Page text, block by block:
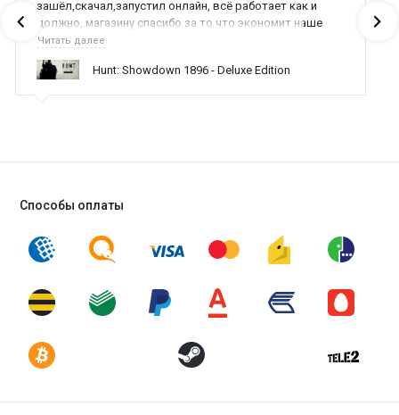
зашёл,скачал,запустил онлайн, всё работает как и
должно, магазину спасибо за то что экономит наше
время,нервы и деньги, ребята вы красава оказываете
поддержку населению и походу из всех только вы и
оказываете помощь
Читать далее
Hunt: Showdown 1896 - Deluxe Edition
Способы оплаты